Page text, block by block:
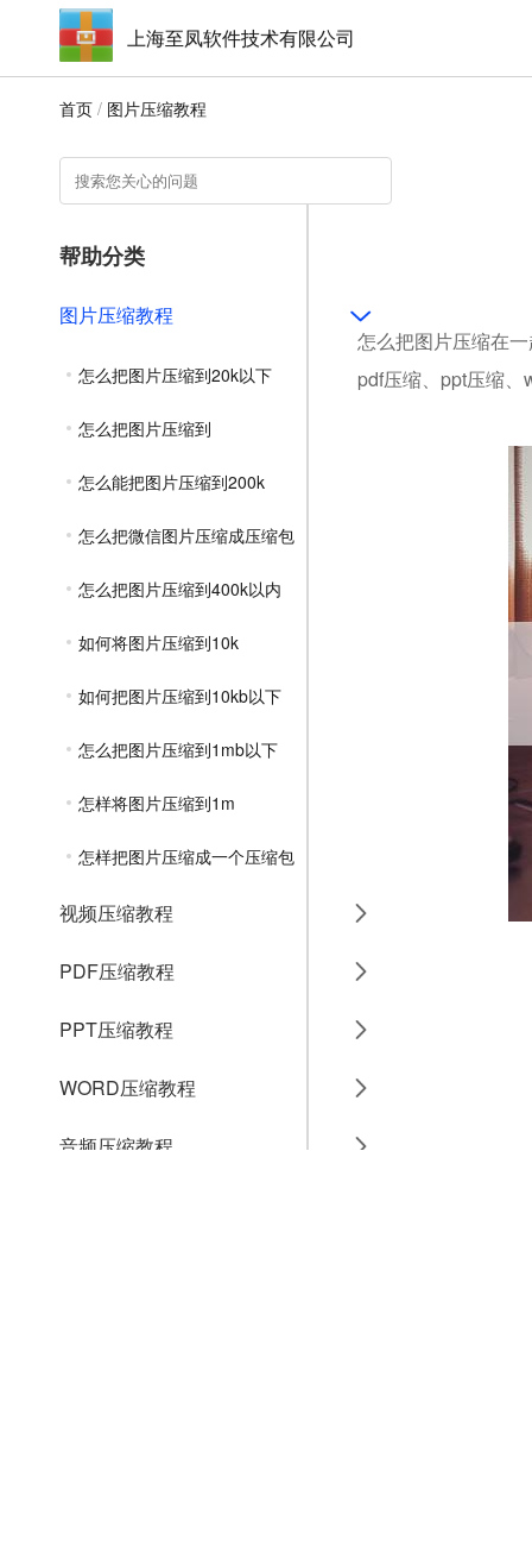
上海至凤软件技术有限公司
首页 / 图片压缩教程
帮助分类
图片压缩教程
怎么把图片压缩到20k以下
怎么把图片压缩到
怎么能把图片压缩到200k
怎么把微信图片压缩成压缩包
怎么把图片压缩到400k以内
如何将图片压缩到10k
如何把图片压缩到10kb以下
怎么把图片压缩到1mb以下
怎样将图片压缩到1m
怎样把图片压缩成一个压缩包
视频压缩教程
PDF压缩教程
PPT压缩教程
WORD压缩教程
音频压缩教程
怎么把图片压缩在
pdf压缩、ppt压缩